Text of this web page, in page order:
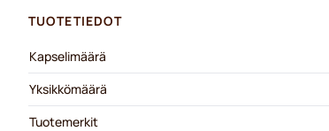
TUOTETIEDOT
Kapselimäärä
Yksikkömäärä
Tuotemerkit